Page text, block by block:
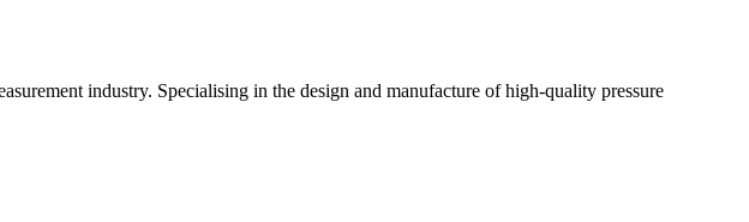
industry. Specialising in the design and manufacture of high-quality pressure